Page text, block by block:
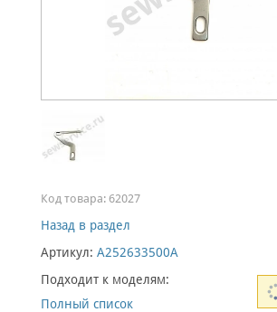
Код товара: 62027
Назад в раздел
Артикул: A252633500A
Подходит к моделям:
Полный список